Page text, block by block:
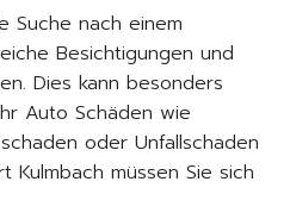
Suche nach einem
Besichtigungen und
Dies kann besonders
Auto Schäden wie
oder Unfallschaden
müssen Sie sich